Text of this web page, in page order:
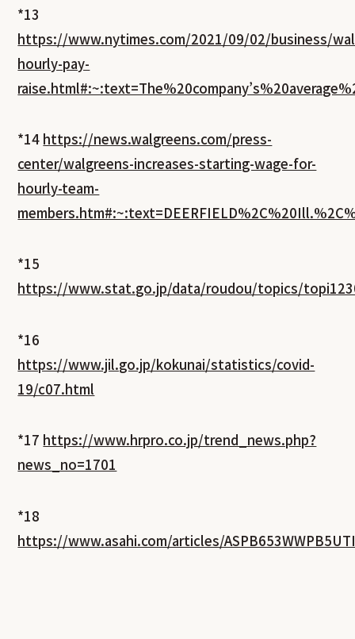
*13
https://www.nytimes.com/2021/09/02/business/
hourly-pay-
*14 https://news.walgreens.com/press-
center/walgreens-increases-starting-wage-for-
hourly-team-
*15
https://www.stat.go.jp/data/roudou/topics/
*16
https://www.jil.go.jp/kokunai/statistics/covid-
19/c07.html
*17 https://www.hrpro.co.jp/trend_news.php?
news_no=1701
*18
https://www.asahi.com/articles/